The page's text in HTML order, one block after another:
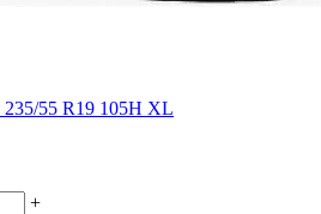
235/55 R19 105H XL
+